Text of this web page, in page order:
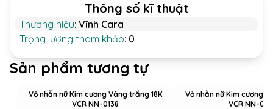
Thông số kĩ thuật
Thương hiệu: Vĩnh Cara
Trọng lượng tham khảo: 0
Sản phẩm tương tự
Vỏ nhẫn nữ Kim cương Vàng trắng 18K
VCR NN-0138
Vỏ nhẫn nữ Kim cương
VCR NN-